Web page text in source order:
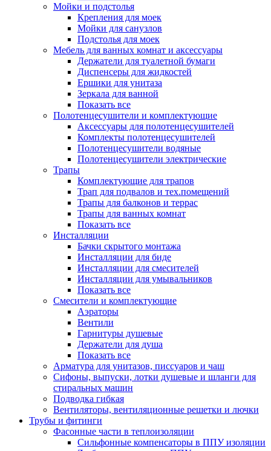
Мойки и подстолья
Крепления для моек
Мойки для санузлов
Подстолья для моек
Мебель для ванных комнат и аксессуары
Держатели для туалетной бумаги
Диспенсеры для жидкостей
Ершики для унитаза
Зеркала для ванной
Показать все
Полотенцесушители и комплектующие
Аксессуары для полотенцесушителей
Комплекты полотенцесушителей
Полотенцесушители водяные
Полотенцесушители электрические
Трапы
Комплектующие для трапов
Трап для подвалов и тех.помещений
Трапы для балконов и террас
Трапы для ванных комнат
Показать все
Инсталляции
Бачки скрытого монтажа
Инсталляции для биде
Инсталляции для смесителей
Инсталляции для умывальников
Показать все
Смесители и комплектующие
Аэраторы
Вентили
Гарнитуры душевые
Держатели для душа
Показать все
Арматура для унитазов, писсуаров и чаш
Сифоны, выпуски, лотки душевые и шланги для
стиральных машин
Подводка гибкая
Вентиляторы, вентиляционные решетки и лючки
Трубы и фитинги
Фасонные части в теплоизоляции
Cильфонные компенсаторы в ППУ изоляции